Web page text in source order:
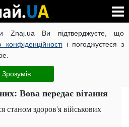
Znaj.ua Ви підтверджуєте, що
конфіденційностіі погоджуєтеся з
Зрозумів
КОРОНАВІРУС В УКРАЇНІ
ЧИТАТЬ НА РУССКОМ
в госпіталі
Вова передає вітання
станом здоров'я військових